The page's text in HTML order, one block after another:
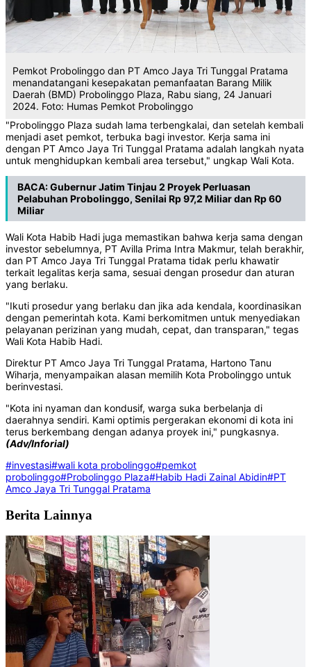
Pemkot Probolinggo dan PT Amco Jaya Tri Tunggal Pratama
menandatangani kesepakatan pemanfaatan Barang Milik
Daerah (BMD) Probolinggo Plaza, Rabu siang, 24 Januari
2024. Foto: Humas Pemkot Probolinggo
"Probolinggo Plaza sudah lama terbengkalai, dan setelah kembali
menjadi aset pemkot, terbuka bagi investor. Kerja sama ini
dengan PT Amco Jaya Tri Tunggal Pratama adalah langkah nyata
untuk menghidupkan kembali area tersebut," ungkap Wali Kota.
BACA:Gubernur Jatim Tinjau 2 Proyek Perluasan
Pelabuhan Probolinggo, Senilai Rp 97,2 Miliar dan Rp 60
Miliar
Wali Kota Habib Hadi juga memastikan bahwa kerja sama dengan
investor sebelumnya, PT Avilla Prima Intra Makmur, telah berakhir,
dan PT Amco Jaya Tri Tunggal Pratama tidak perlu khawatir
terkait legalitas kerja sama, sesuai dengan prosedur dan aturan
yang berlaku.
"Ikuti prosedur yang berlaku dan jika ada kendala, koordinasikan
dengan pemerintah kota. Kami berkomitmen untuk menyediakan
pelayanan perizinan yang mudah, cepat, dan transparan," tegas
Wali Kota Habib Hadi.
Direktur PT Amco Jaya Tri Tunggal Pratama, Hartono Tanu
Wiharja, menyampaikan alasan memilih Kota Probolinggo untuk
berinvestasi.
"Kota ini nyaman dan kondusif, warga suka berbelanja di
daerahnya sendiri. Kami optimis pergerakan ekonomi di kota ini
terus berkembang dengan adanya proyek ini," pungkasnya.
(Adv/Inforial)
#investasi#wali kota probolinggo#pemkot
probolinggo#Probolinggo Plaza#Habib Hadi Zainal Abidin#PT
Amco Jaya Tri Tunggal Pratama
Berita Lainnya